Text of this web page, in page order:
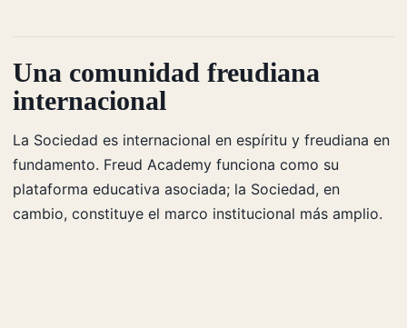
Una comunidad freudiana
internacional
La Sociedad es internacional en espíritu y freudiana en
fundamento. Freud Academy funciona como su
plataforma educativa asociada; la Sociedad, en
cambio, constituye el marco institucional más amplio.